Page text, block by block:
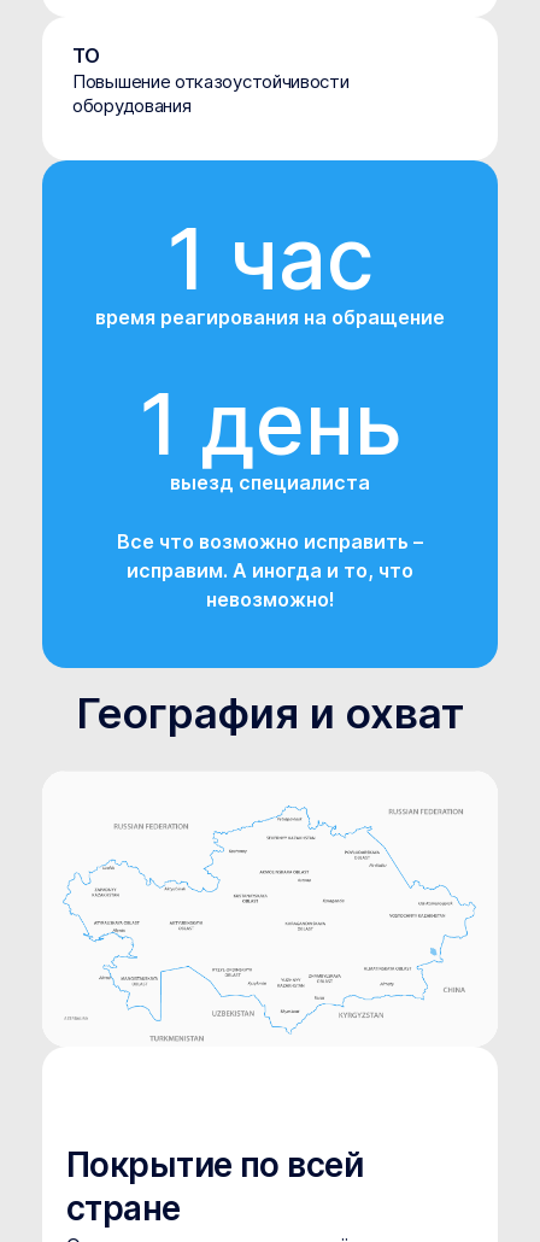
ТО
Повышение отказоустойчивости
оборудования
1 час
время реагирования на обращение
1 день
выезд специалиста
Все что возможно исправить –
исправим. А иногда и то, что
невозможно!
География и охват
Покрытие по всей
стране